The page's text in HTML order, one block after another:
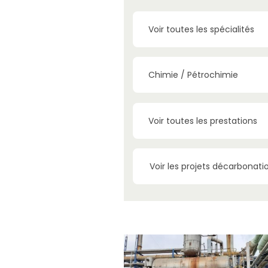
Voir toutes les spécialités
Chimie / Pétrochimie
Voir toutes les prestations
Voir les projets